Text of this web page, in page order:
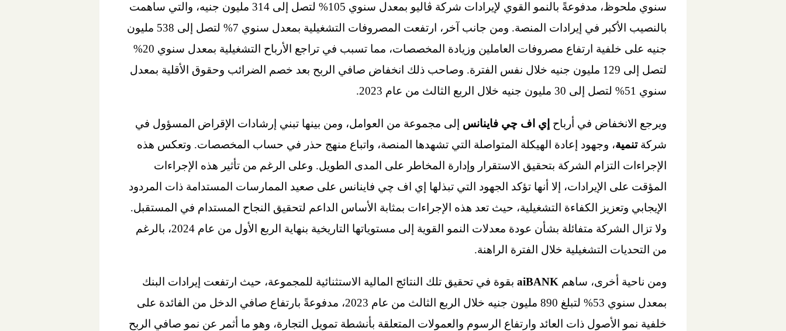
سنوي ملحوظ، مدفوعةً بالنمو القوي لإيرادات شركة ڤاليو بمعدل سنوي 105% لتصل إلى 314 مليون جنيه، والتي ساهمت
بالنصيب الأكبر في إيرادات المنصة. ومن جانب آخر، ارتفعت المصروفات التشغيلية بمعدل سنوي 7% لتصل إلى 538 مليون
جنيه على خلفية ارتفاع مصروفات العاملين وزيادة المخصصات، مما تسبب في تراجع الأرباح التشغيلية بمعدل سنوي 20%
لتصل إلى 129 مليون جنيه خلال نفس الفترة. وصاحب ذلك انخفاض صافي الربح بعد خصم الضرائب وحقوق الأقلية بمعدل
سنوي 51% لتصل إلى 30 مليون جنيه خلال الربع الثالث من عام 2023.
ويرجع الانخفاض في أرباح إي اف چي فاينانس إلى مجموعة من العوامل، ومن بينها تبني إرشادات الإقراض المسؤول في
شركةتنمية، وجهود إعادة الهيكلة المتواصلة التي تشهدها المنصة، واتباع منهج حذر في حساب المخصصات. وتعكس هذه
الإجراءات التزام الشركة بتحقيق الاستقرار وإدارة المخاطر على المدى الطويل. وعلى الرغم من تأثير هذه الإجراءات
المؤقت على الإيرادات، إلا أنها تؤكد الجهود التي تبذلها إي اف چي فاينانس على صعيد الممارسات المستدامة ذات المردود
الإيجابي وتعزيز الكفاءة التشغيلية، حيث تعد هذه الإجراءات بمثابة الأساس الداعم لتحقيق النجاح المستدام في المستقبل.
ولا تزال الشركة متفائلة بشأن عودة معدلات النمو القوية إلى مستوياتها التاريخية بنهاية الربع الأول من عام 2024، بالرغم
من التحديات التشغيلية خلال الفترة الراهنة.
ومن ناحية أخرى، ساهم aiBANKبقوة في تحقيق تلك النتائج المالية الاستثنائية للمجموعة، حيث ارتفعت إيرادات البنك
بمعدل سنوي 53% لتبلغ 890 مليون جنيه خلال الربع الثالث من عام 2023، مدفوعةً بارتفاع صافي الدخل من الفائدة على
خلفية نمو الأصول ذات العائد وارتفاع الرسوم والعمولات المتعلقة بأنشطة تمويل التجارة، وهو ما أثمر عن نمو صافي الربح